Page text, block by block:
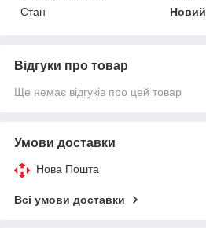
Стан
Новий
Відгуки про товар
Ще немає відгуків про цей товар
Умови доставки
Нова Пошта
Всі умови доставки